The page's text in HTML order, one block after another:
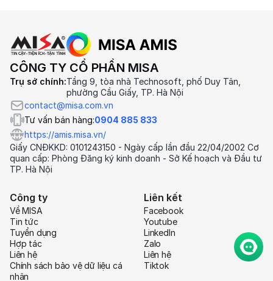
CÔNG TY CỔ PHẦN MISA
Trụ sở chính:Tầng 9, tòa nhà Technosoft, phố Duy Tân,
phường Cầu Giấy, TP. Hà Nội
contact@misa.com.vn
Tư vấn bán hàng:0904 885 833
https://amis.misa.vn/
Giấy CNĐKKD: 0101243150 - Ngày cấp lần đầu 22/04/2002 Cơ
quan cấp: Phòng Đăng ký kinh doanh - Sở Kế hoạch và Đầu tư
TP. Hà Nội
Công ty
Về MISA
Tin tức
Tuyển dụng
Hợp tác
Liên hệ
Chính sách bảo vệ dữ liệu cá
nhân
Liên kết
Facebook
Youtube
LinkedIn
Zalo
Liên hệ
Tiktok